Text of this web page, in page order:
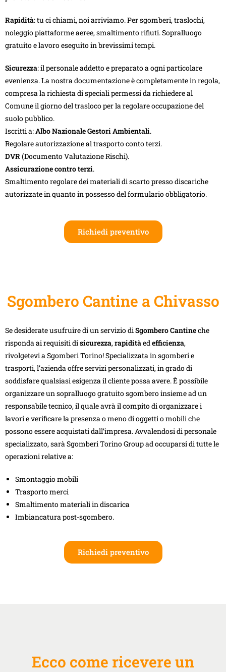
Rapidità: tu ci chiami, noi arriviamo. Per sgomberi, traslochi,
noleggio piattaforme aeree, smaltimento rifiuti. Sopralluogo
gratuito e lavoro eseguito in brevissimi tempi.
Sicurezza: il personale addetto e preparato a ogni particolare
evenienza. La nostra documentazione è completamente in regola,
compresa la richiesta di speciali permessi da richiedere al
Comune il giorno del trasloco per la regolare occupazione del
suolo pubblico.
Iscritti a:Albo Nazionale Gestori Ambientali.
Regolare autorizzazione al trasporto conto terzi.
DVR (Documento Valutazione Rischi).
Assicurazione contro terzi.
Smaltimento regolare dei materiali di scarto presso discariche
autorizzate in quanto in possesso del formulario obbligatorio.
Richiedi preventivo
Sgombero Cantine a Chivasso
Se desiderate usufruire di un servizio di Sgombero Cantineche
risponda ai requisiti di sicurezza, rapidità ed efficienza,
rivolgetevi a Sgomberi Torino! Specializzata in sgomberi e
trasporti, l’azienda offre servizi personalizzati, in grado di
soddisfare qualsiasi esigenza il cliente possa avere. È possibile
organizzare un sopralluogo gratuito sgombero insieme ad un
responsabile tecnico, il quale avrà il compito di organizzare i
lavori e verificare la presenza o meno di oggetti o mobili che
possono essere acquistati dall’impresa. Avvalendosi di personale
specializzato, sarà Sgomberi Torino Group ad occuparsi di tutte le
operazioni relative a:
Smontaggio mobili
Trasporto merci
Smaltimento materiali in discarica
Imbiancatura post-sgombero.
Richiedi preventivo
Ecco come ricevere un